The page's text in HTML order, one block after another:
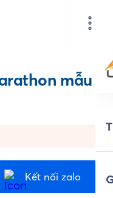
mẫu
Kết nối zalo